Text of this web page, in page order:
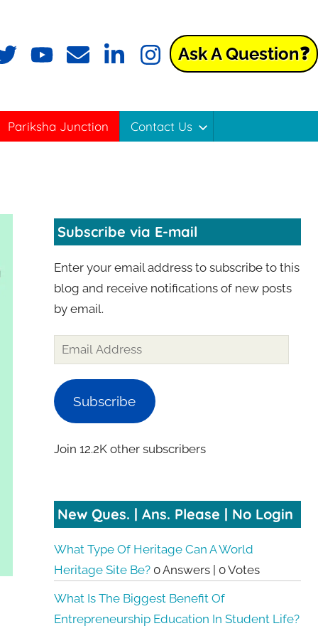
YouTubeEmail LinkedInInstagramAsk A Question❓
Pariksha Junction Contact Us
Subscribe via E-mail
Enter your email address to subscribe to this
blog and receive notifications of new posts
by email.
Email
Address
Subscribe
Join 12.2K other subscribers
New Ques. | Ans. Please | No Login
What Type Of Heritage Can A World
Heritage Site Be? 0 Answers | 0 Votes
What Is The Biggest Benefit Of
Entrepreneurship Education In Student Life?